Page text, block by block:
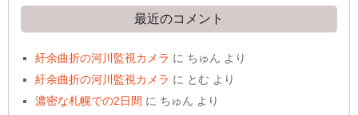
最近のコメント
紆余曲折の河川監視カメラ に ちゅん より
紆余曲折の河川監視カメラ に とむ より
濃密な札幌での2日間 に ちゅん より